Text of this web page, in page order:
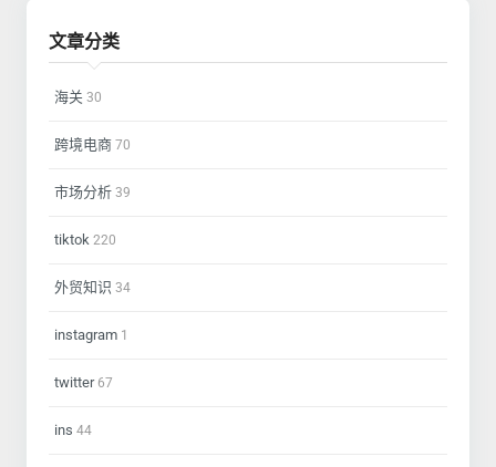
文章分类
海关 30
跨境电商 70
市场分析 39
tiktok 220
外贸知识 34
instagram 1
twitter67
ins 44